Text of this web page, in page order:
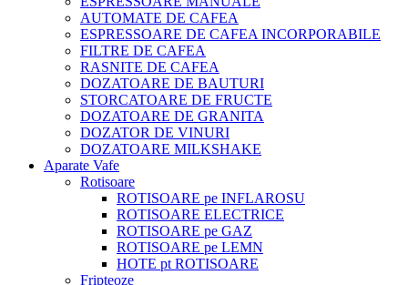
AUTOMATE DE CAFEA
ESPRESSOARE DE CAFEA INCORPORABILE
FILTRE DE CAFEA
RASNITE DE CAFEA
DOZATOARE DE BAUTURI
STORCATOARE DE FRUCTE
DOZATOARE DE GRANITA
DOZATOR DE VINURI
DOZATOARE MILKSHAKE
Aparate Vafe
Rotisoare
ROTISOARE pe INFLAROSU
ROTISOARE ELECTRICE
ROTISOARE pe GAZ
ROTISOARE pe LEMN
HOTE pt ROTISOARE
Fripteoze